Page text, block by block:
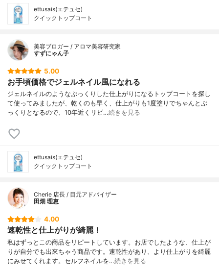
ettusais(エテュセ)
クイックトップコート
美容ブロガー / アロマ美容研究家
すずにゃん子
5.00
お手頃価格でジェルネイル風になれる
ジェルネイルのようなぷっくりした仕上がりになるトップコートを探し
て使ってみましたが、乾くのも早く、仕上がりも1度塗りでちゃんとぷ
っくりとなるので、10年近くリピ…続きを見る
ettusais(エテュセ)
クイックトップコート
Cherie 店長 / 目元アドバイザー
田畑 理恵
4.00
速乾性と仕上がりが綺麗！
私はずっとこの商品をリピートしています。お店でしたような、仕上が
りが自分でも出來ちゃう商品です。速乾性があり、より仕上がりを綺麗
にみせてくれます。セルフネイルを…続きを見る